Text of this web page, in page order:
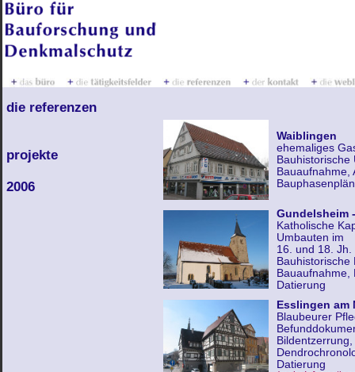
die referenzen
projekte
2006
Waiblingen
ehemaliges
Bauhistorische
Bauaufnahme,
Gundelsheim
Katholische
Umbauten im
16. und 18. Jh.
Bauhistorische
Bauaufnahme,
Datierung
Esslingen am
Blaubeurer
Datierung